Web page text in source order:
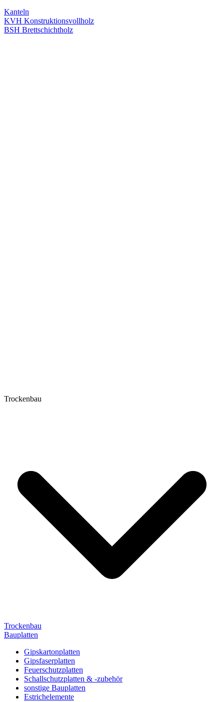
Kanteln
KVH Konstruktionsvollholz
BSH Brettschichtholz
Trockenbau
Trockenbau
Bauplatten
Gipskartonplatten
Gipsfaserplatten
Feuerschutzplatten
Schallschutzplatten & -zubehör
sonstige Bauplatten
Estrichelemente